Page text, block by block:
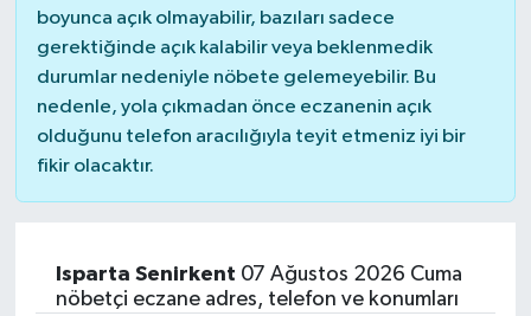
boyunca açık olmayabilir, bazıları sadece
gerektiğinde açık kalabilir veya beklenmedik
durumlar nedeniyle nöbete gelemeyebilir. Bu
nedenle, yola çıkmadan önce eczanenin açık
olduğunu telefon aracılığıyla teyit etmeniz iyi bir
fikir olacaktır.
Isparta Senirkent 07 Ağustos 2026 Cuma
nöbetçi eczane adres, telefon ve konumları